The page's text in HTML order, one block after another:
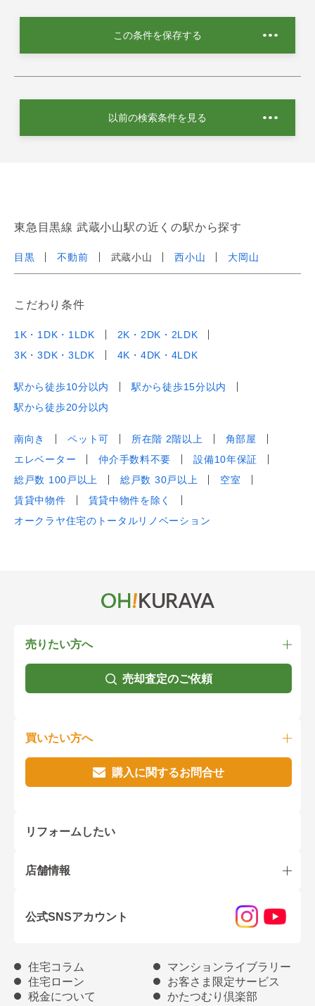
この条件を保存する
以前の検索条件を見る
東急目黒線 武蔵小山駅の近くの駅から探す
目黒 不動前 武蔵小山 西小山 大岡山
こだわり条件
1K・1DK・1LDK
2K・2DK・2LDK
3K・3DK・3LDK
4K・4DK・4LDK
駅から徒歩10分以内
駅から徒歩15分以内
駅から徒歩20分以内
南向き ペット可 所在階 2階以上
角部屋
エレベーター
仲介手数料不要
設備10年保証
総戸数 100戸以上
総戸数 30戸以上
空室
賃貸中物件
賃貸中物件を除く
オークラヤ住宅のトータルリノベーション
売りたい方へ
売却査定のご依頼
買いたい方へ
購入に関するお問合せ
リフォームしたい
店舗情報
公式SNSアカウント
住宅コラム
マンションライブラリー
住宅ローン
お客さま限定サービス
税金について
かたつむり倶楽部